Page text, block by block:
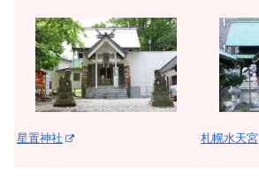
星置神社 札幌水天宮